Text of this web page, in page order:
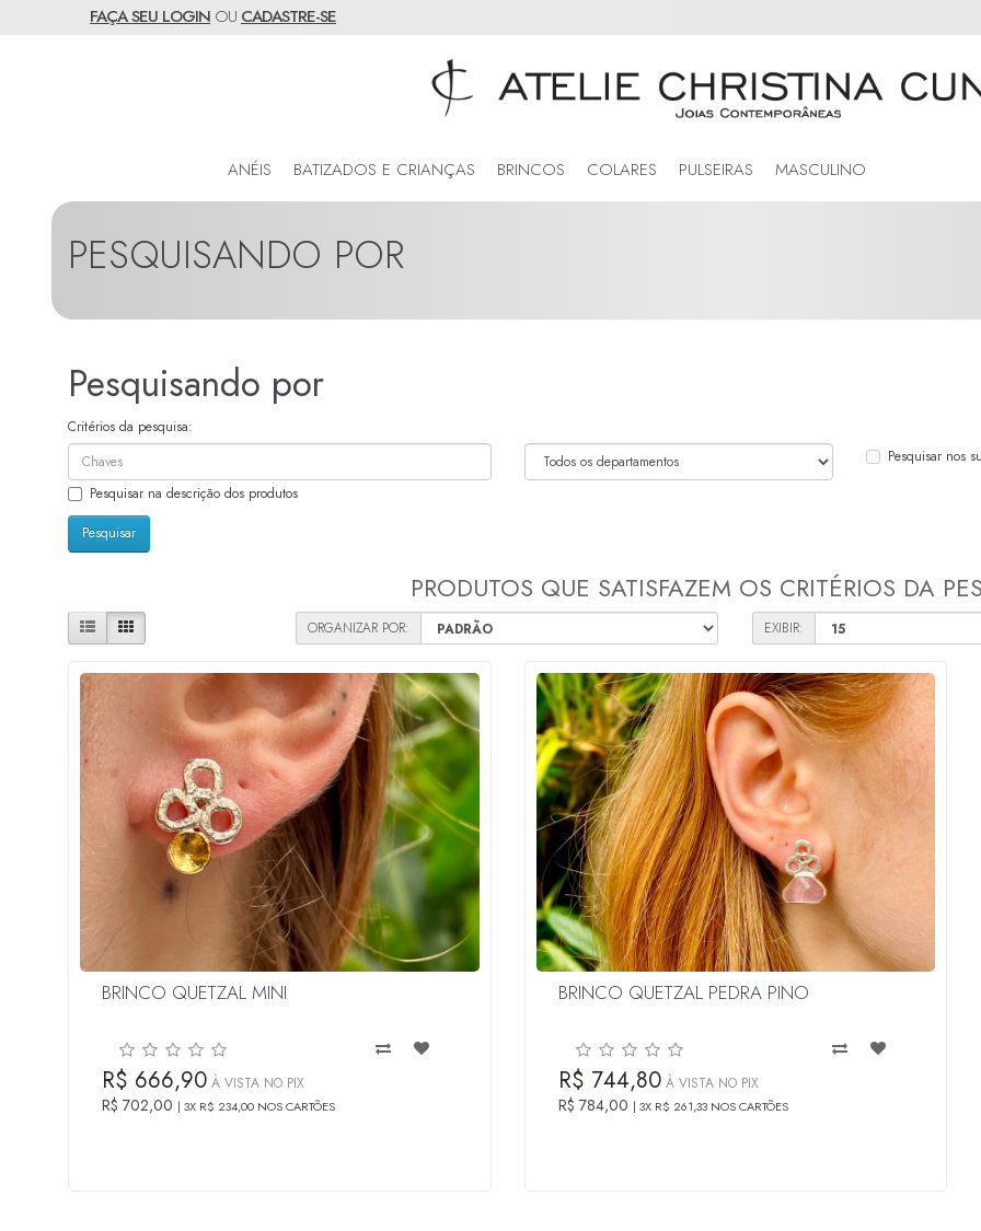
FAÇA SEU LOGIN OU CADASTRE-SE
ANÉIS BATIZADOS E CRIANÇAS BRINCOS COLARES PULSEIRAS MASCULINO
PESQUISANDO POR
Pesquisando por
Critérios da pesquisa:
Pesquisar nos
Pesquisar na descrição dos produtos
PRODUTOS QUE SATISFAZEM OS CRITÉRIOS DA
ORGANIZAR POR: EXIBIR:
BRINCO QUETZAL MINI
R$ 666,90 À VISTA NO PIX
R$ 702,00 3X R$ 234,00 NOS CARTÕES
BRINCO QUETZAL PEDRA PINO
R$ 744,80À VISTA NO PIX
R$ 784,00 3X R$ 261,33 NOS CARTÕES